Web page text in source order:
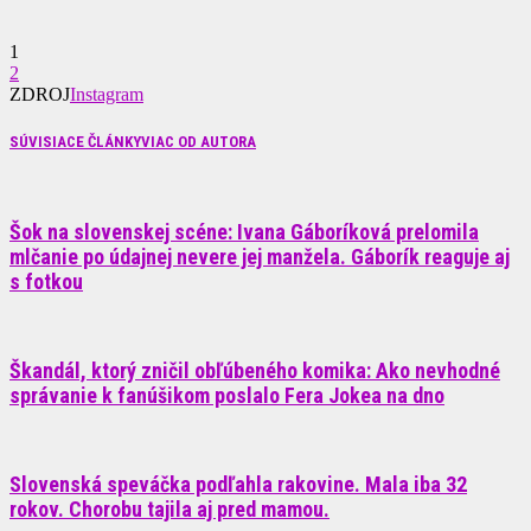
1
2
ZDROJInstagram
SÚVISIACE ČLÁNKYVIAC OD AUTORA
Šok na slovenskej scéne: Ivana Gáboríková prelomila
mlčanie po údajnej nevere jej manžela. Gáborík reaguje aj
s fotkou
Škandál, ktorý zničil obľúbeného komika: Ako nevhodné
správanie k fanúšikom poslalo Fera Jokea na dno
Slovenská speváčka podľahla rakovine. Mala iba 32
rokov. Chorobu tajila aj pred mamou.